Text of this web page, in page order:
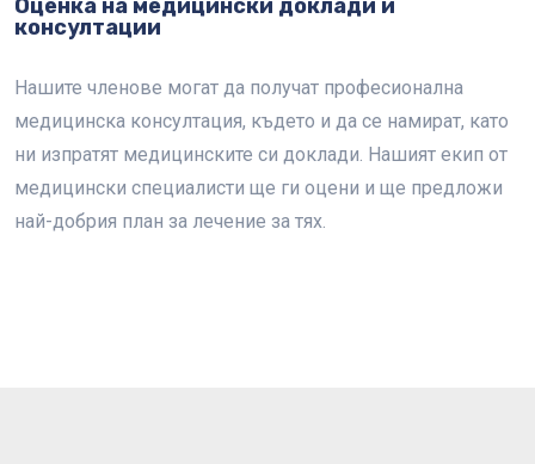
Оценка на медицински доклади и
консултации
Нашите членове могат да получат професионална
медицинска консултация, където и да се намират, като
ни изпратят медицинските си доклади. Нашият екип от
медицински специалисти ще ги оцени и ще предложи
най-добрия план за лечение за тях.